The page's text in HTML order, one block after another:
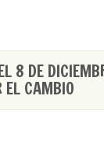
8 DE
EL CAMBIO